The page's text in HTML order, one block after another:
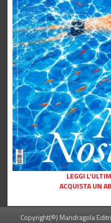
LEGGI
ACQUISTA UN
Copyright(©) Mandragola